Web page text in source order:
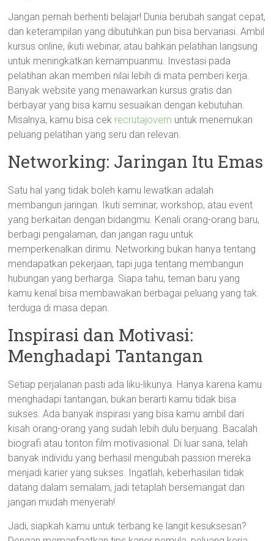
Jangan pernah berhenti belajar! Dunia berubah sangat cepat,
dan keterampilan yang dibutuhkan pun bisa bervariasi. Ambil
kursus online, ikuti webinar, atau bahkan pelatihan langsung
untuk meningkatkan kemampuanmu. Investasi pada
pelatihan akan memberi nilai lebih di mata pemberi kerja.
Banyak website yang menawarkan kursus gratis dan
berbayar yang bisa kamu sesuaikan dengan kebutuhan.
Misalnya, kamu bisa cek recrutajovem untuk menemukan
peluang pelatihan yang seru dan relevan.
Networking: Jaringan Itu Emas
Satu hal yang tidak boleh kamu lewatkan adalah
membangun jaringan. Ikuti seminar, workshop, atau event
yang berkaitan dengan bidangmu. Kenali orang-orang baru,
berbagi pengalaman, dan jangan ragu untuk
memperkenalkan dirimu. Networking bukan hanya tentang
mendapatkan pekerjaan, tapi juga tentang membangun
hubungan yang berharga. Siapa tahu, teman baru yang
kamu kenal bisa membawakan berbagai peluang yang tak
terduga di masa depan.
Inspirasi dan Motivasi:
Menghadapi Tantangan
Setiap perjalanan pasti ada liku-likunya. Hanya karena kamu
menghadapi tantangan, bukan berarti kamu tidak bisa
sukses. Ada banyak inspirasi yang bisa kamu ambil dari
kisah orang-orang yang sudah lebih dulu berjuang. Bacalah
biografi atau tonton film motivasional. Di luar sana, telah
banyak individu yang berhasil mengubah passion mereka
menjadi karier yang sukses. Ingatlah, keberhasilan tidak
datang dalam semalam, jadi tetaplah bersemangat dan
jangan mudah menyerah!
Jadi, siapkah kamu untuk terbang ke langit kesuksesan?